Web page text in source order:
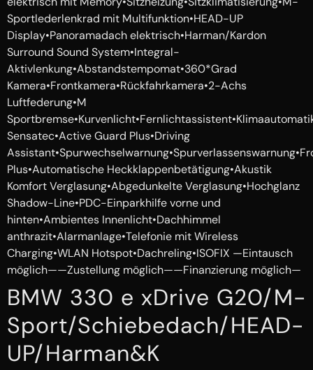
Sportlederlenkrad mit Multifunktion•HEAD-UP
Display•Panoramadach elektrisch•Harman/Kardon
Surround Sound System•Integral-
Aktivlenkung•Abstandstempomat•360*Grad
Kamera•Frontkamera•Rückfahrkamera•2-Achs
Luftfederung•M
Sensatec•Active Guard Plus•Driving
Plus•Automatische Heckklappenbetätigung•Akustik
Komfort Verglasung•Abgedunkelte Verglasung•Hochglanz
Shadow-Line•PDC-Einparkhilfe vorne und
hinten•Ambientes Innenlicht•Dachhimmel
anthrazit•Alarmanlage•Telefonie mit Wireless
Charging•WLAN Hotspot•Dachreling•ISOFIX —Eintausch
möglich——Zustellung möglich——Finanzierung möglich—
BMW 330 e xDrive G20/M-
Sport/Schiebedach/HEAD-
UP/Harman&K